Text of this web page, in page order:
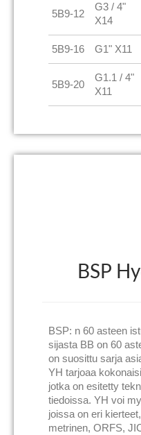
5B9-12
G3 / 4"
X14
5B9-16 G1" X11
5B9-20
G1.1 / 4"
X11
BSP
BSP: n 60 asteen
sijasta BB on 60
on suosittu sarja
YH tarjoaa
jotka on esitetty
tiedoissa. YH voi
joissa on eri
metrinen, ORFS,